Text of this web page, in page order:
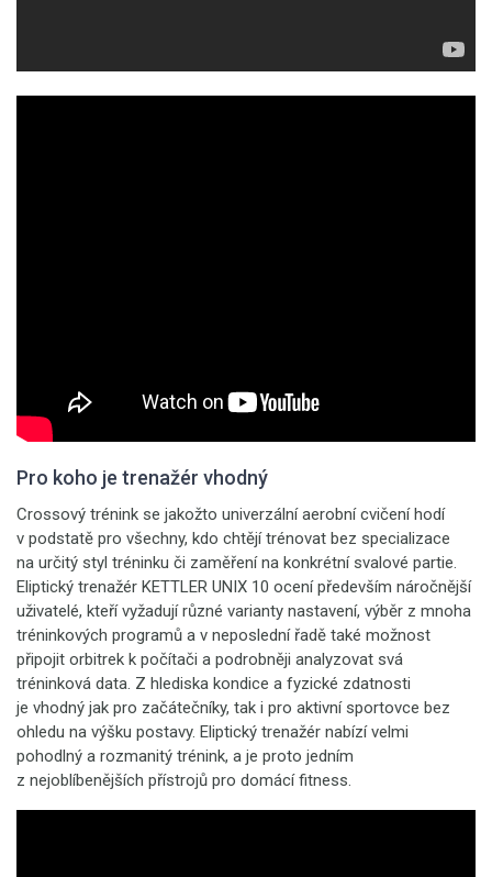
Pro koho je trenažér vhodný
Crossový trénink se jakožto univerzální aerobní cvičení hodí
v podstatě pro všechny, kdo chtějí trénovat bez specializace
na určitý styl tréninku či zaměření na konkrétní svalové partie.
Eliptický trenažér KETTLER UNIX 10 ocení především náročnější
uživatelé, kteří vyžadují různé varianty nastavení, výběr z mnoha
tréninkových programů a v neposlední řadě také možnost
připojit orbitrek k počítači a podrobněji analyzovat svá
tréninková data. Z hlediska kondice a fyzické zdatnosti
je vhodný jak pro začátečníky, tak i pro aktivní sportovce bez
ohledu na výšku postavy. Eliptický trenažér nabízí velmi
pohodlný a rozmanitý trénink, a je proto jedním
z nejoblíbenějších přístrojů pro domácí fitness.